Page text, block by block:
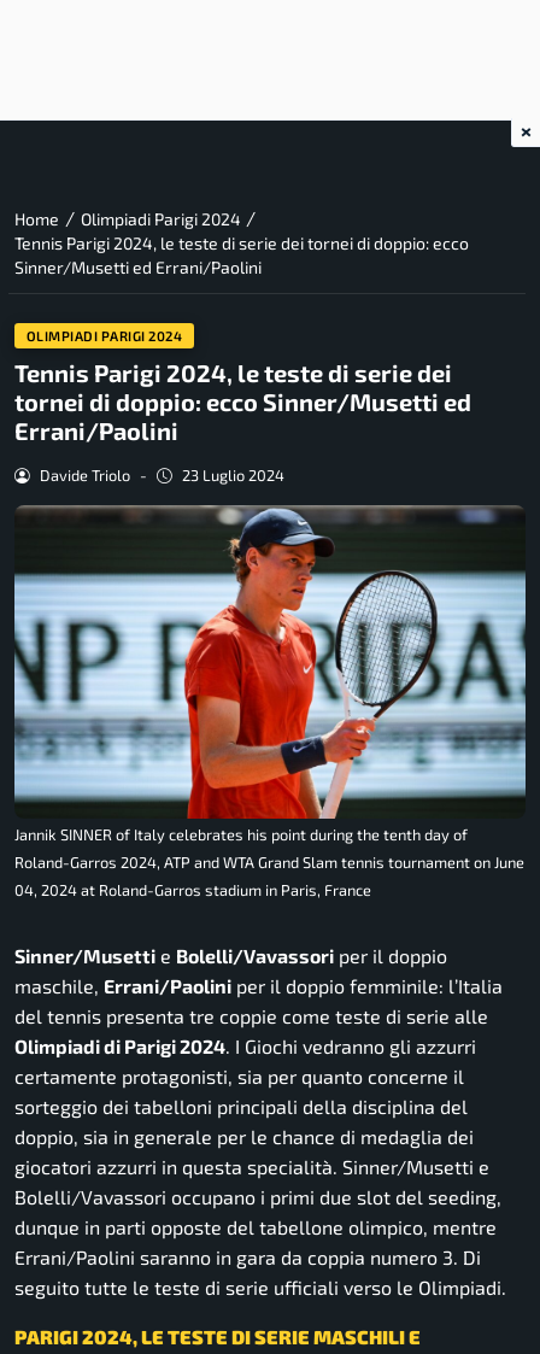
Home / Olimpiadi Parigi 2024 /
Tennis Parigi 2024, le teste di serie dei tornei di doppio: ecco
Sinner/Musetti ed Errani/Paolini
OLIMPIADI PARIGI 2024
Tennis Parigi 2024, le teste di serie dei
tornei di doppio: ecco Sinner/Musetti ed
Errani/Paolini
Davide Triolo - 23 Luglio 2024
Jannik SINNER of Italy celebrates his point during the tenth day of
Roland-Garros 2024, ATP and WTA Grand Slam tennis tournament on June
04, 2024 at Roland-Garros stadium in Paris, France
Sinner/Musetti e Bolelli/Vavassori per il doppio
maschile, Errani/Paolini per il doppio femminile: l’Italia
del tennis presenta tre coppie come teste di serie alle
Olimpiadi di Parigi 2024. I Giochi vedranno gli azzurri
certamente protagonisti, sia per quanto concerne il
sorteggio dei tabelloni principali della disciplina del
doppio, sia in generale per le chance di medaglia dei
giocatori azzurri in questa specialità. Sinner/Musetti e
Bolelli/Vavassori occupano i primi due slot del seeding,
dunque in parti opposte del tabellone olimpico, mentre
Errani/Paolini saranno in gara da coppia numero 3. Di
seguito tutte le teste di serie ufficiali verso le Olimpiadi.
PARIGI 2024, LE TESTE DI SERIE MASCHILI E
×